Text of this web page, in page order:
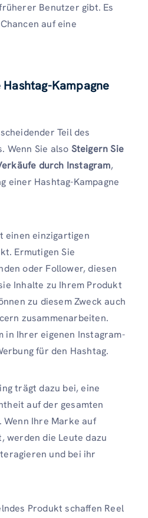
Benutzer gibt. Es
auf eine
Kampagne
Teil des
Wenn Sie also Steigern Sie
durch Instagram,
einer Hashtag-Kampagne
einen einzigartigen
Ermutigen Sie
oder Follower, diesen
Inhalte zu Ihrem Produkt
zu diesem Zweck auch
zusammenarbeiten.
in Ihrer eigenen Instagram-
für den Hashtag.
trägt dazu bei, eine
auf der gesamten
Ihre Marke auf
werden die Leute dazu
und bei ihr
Produkt schaffen Reel